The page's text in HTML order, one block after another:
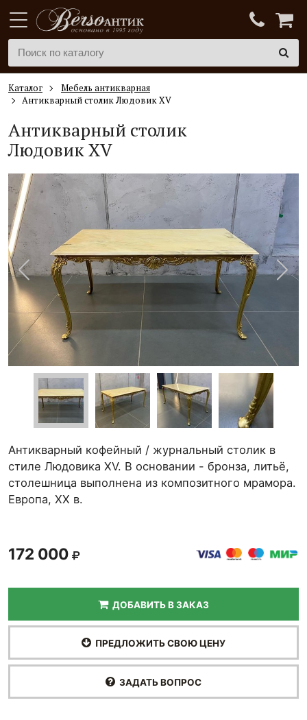
Каталог
Мебель антикварная
Антикварный столик Людовик XV
Антикварный столик
Людовик XV
Антикварный кофейный / журнальный столик в
стиле Людовика XV. В основании - бронза, литьё,
столешница выполнена из композитного мрамора.
Европа, ХХ в.
172 000
ДОБАВИТЬ В ЗАКАЗ
ПРЕДЛОЖИТЬ СВОЮ ЦЕНУ
ЗАДАТЬ ВОПРОС